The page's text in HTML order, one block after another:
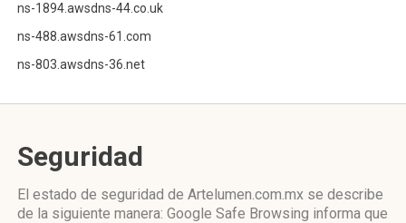
ns-1894.awsdns-44.co.uk
ns-488.awsdns-61.com
ns-803.awsdns-36.net
Seguridad
El estado de seguridad de Artelumen.com.mx se describe
de la siguiente manera: Google Safe Browsing informa que